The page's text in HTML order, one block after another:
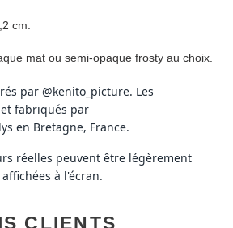
cm.
mat ou semi-opaque frosty au choix.
par @kenito_picture. Les
fabriqués par
en Bretagne, France.
réelles peuvent être légèrement
à l'écran.
CLIENTS